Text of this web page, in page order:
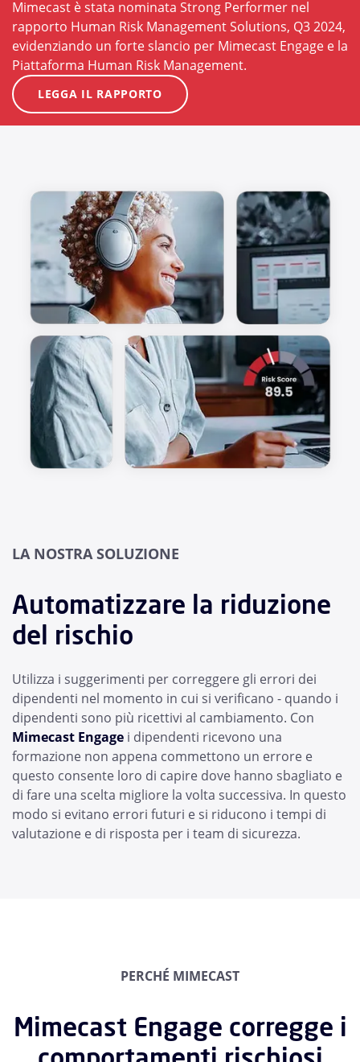
Mimecast è stata nominata Strong Performer nel
rapporto Human Risk Management Solutions, Q3 2024,
evidenziando un forte slancio per Mimecast Engage e la
Piattaforma Human Risk Management.
LEGGA IL RAPPORTO
LA NOSTRA SOLUZIONE
Automatizzare la riduzione
del rischio
Utilizza i suggerimenti per correggere gli errori dei
dipendenti nel momento in cui si verificano - quando i
dipendenti sono più ricettivi al cambiamento. Con
Mimecast Engage i dipendenti ricevono una
formazione non appena commettono un errore e
questo consente loro di capire dove hanno sbagliato e
di fare una scelta migliore la volta successiva. In questo
modo si evitano errori futuri e si riducono i tempi di
valutazione e di risposta per i team di sicurezza.
PERCHÉ MIMECAST
Mimecast Engage corregge i